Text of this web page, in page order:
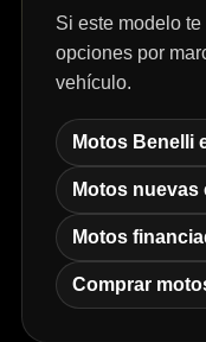
Si este modelo
opciones por
vehículo.
Motos Benelli
Motos nuevas
Motos
Comprar